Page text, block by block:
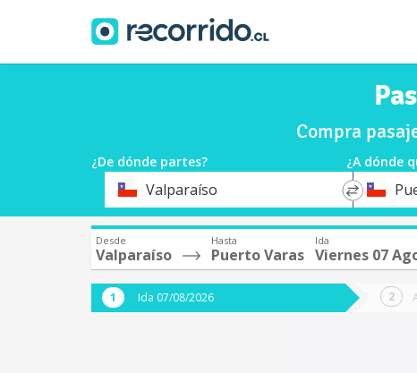
Compra
¿De dónde partes? ¿A dónde
Origen Valparaíso
*
Destino
Desde
Valparaíso
Hasta
Puerto Varas
Ida
Viernes 07
Ida 07/08/2026